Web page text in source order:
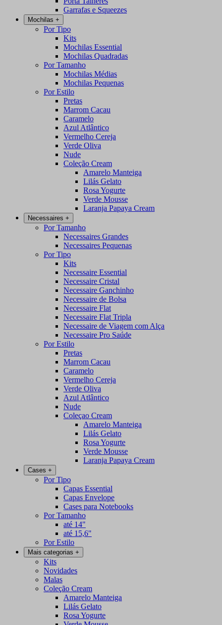
Garrafas e Squeezes
Mochilas +
Por Tipo
Kits
Mochilas Essential
Mochilas Quadradas
Por Tamanho
Mochilas Médias
Mochilas Pequenas
Por Estilo
Pretas
Marrom Cacau
Caramelo
Azul Atlântico
Vermelho Cereja
Verde Oliva
Nude
Coleção Cream
Amarelo Manteiga
Lilás Gelato
Rosa Yogurte
Verde Mousse
Laranja Papaya Cream
Necessaires +
Por Tamanho
Necessaires Grandes
Necessaires Pequenas
Por Tipo
Kits
Necessaire Essential
Necessaire Cristal
Necessaire Ganchinho
Necessaire de Bolsa
Necessaire Flat
Necessaire Flat Tripla
Necessaire de Viagem com Alça
Necessaire Pro Saúde
Por Estilo
Pretas
Marrom Cacau
Caramelo
Vermelho Cereja
Verde Oliva
Azul Atlântico
Nude
Coleçao Cream
Amarelo Manteiga
Lilás Gelato
Rosa Yogurte
Verde Mousse
Laranja Papaya Cream
Cases +
Por Tipo
Capas Essential
Capas Envelope
Cases para Notebooks
Por Tamanho
até 14"
até 15,6"
Por Estilo
Mais categorias +
Kits
Novidades
Malas
Coleção Cream
Amarelo Manteiga
Lilás Gelato
Rosa Yogurte